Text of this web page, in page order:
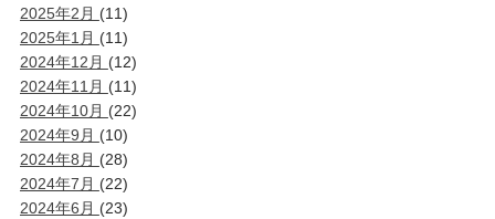
2025年2月 (11)
2025年1月 (11)
2024年12月 (12)
2024年11月 (11)
2024年10月 (22)
2024年9月 (10)
2024年8月 (28)
2024年7月 (22)
2024年6月 (23)